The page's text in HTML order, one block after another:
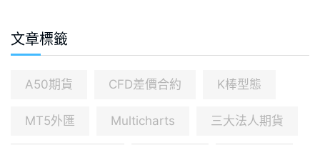
文章標籤
A50期貨 CFD差價合約 K棒型態
MT5外匯 Multicharts 三大法人期貨